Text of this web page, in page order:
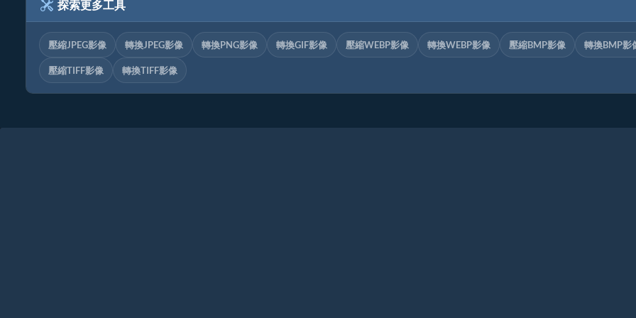
探索更多工具
壓縮JPEG影像 轉換JPEG影像 轉換PNG影像 轉換GIF影像 壓縮WEBP影像 轉換WEBP影像 壓縮BMP影像 轉換BMP影
壓縮TIFF影像 轉換TIFF影像